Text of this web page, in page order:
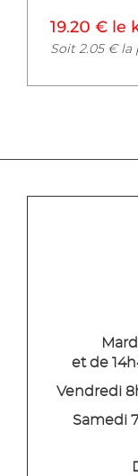
19.20 € le
Soit 2.05 € la
et de
Vendredi
Samedi